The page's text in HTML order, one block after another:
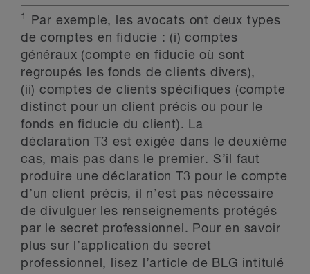
1
Par exemple, les avocats ont deux types
de comptes en fiducie : (i) comptes
généraux (compte en fiducie où sont
regroupés les fonds de clients divers),
(ii) comptes de clients spécifiques (compte
distinct pour un client précis ou pour le
fonds en fiducie du client). La
déclaration T3 est exigée dans le deuxième
cas, mais pas dans le premier. S’il faut
produire une déclaration T3 pour le compte
d’un client précis, il n’est pas nécessaire
de divulguer les renseignements protégés
par le secret professionnel. Pour en savoir
plus sur l’application du secret
professionnel, lisez l’article de BLG intitulé